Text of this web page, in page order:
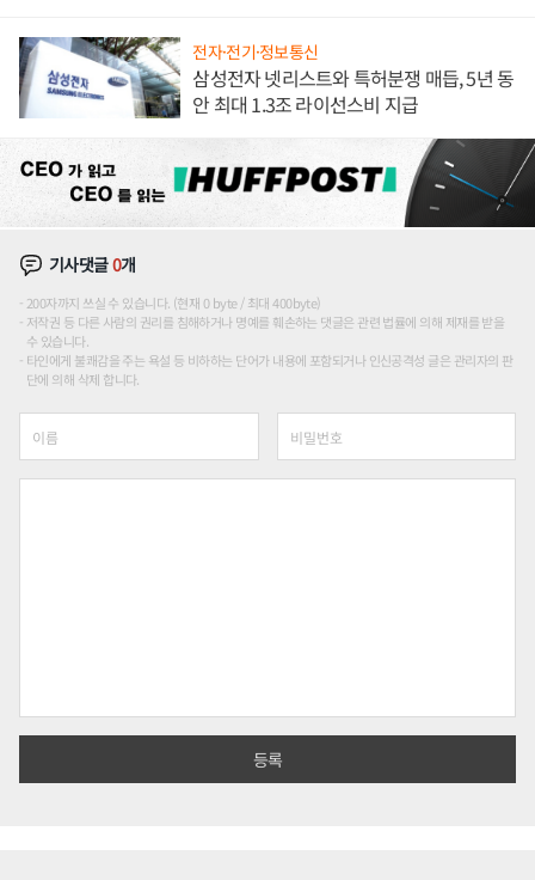
전자·전기·정보통신
삼성전자 넷리스트와 특허분쟁 매듭, 5년 동
안 최대 1.3조 라이선스비 지급
기사댓글0개
200자까지 쓰실 수 있습니다. (현재 0 byte / 최대 400byte)
저작권 등 다른 사람의 권리를 침해하거나 명예를 훼손하는 댓글은 관련 법률에 의해 제재를 받을
수 있습니다.
타인에게 불쾌감을 주는 욕설 등 비하하는 단어가 내용에 포함되거나 인신공격성 글은 관리자의 판
단에 의해 삭제 합니다.